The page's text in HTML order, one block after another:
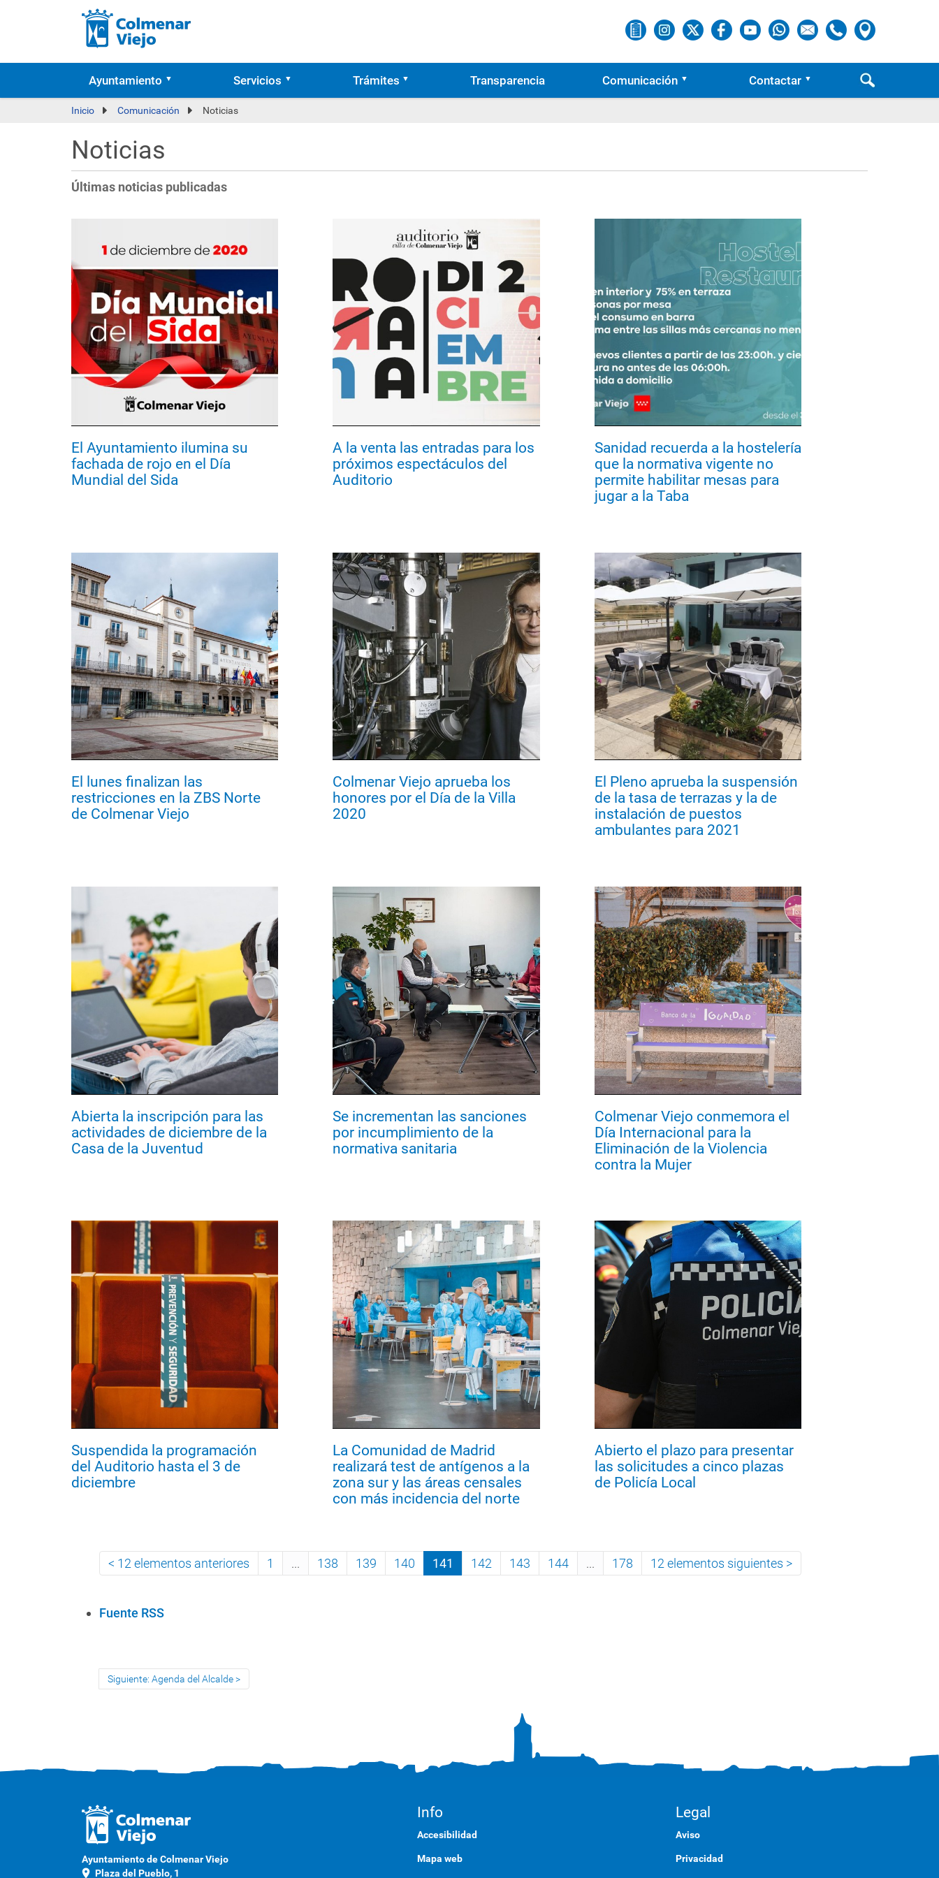
Ayuntamiento Servicios Trámites Transparencia Comunicación Contactar
Inicio Comunicación Noticias
Noticias
Últimas noticias publicadas
El Ayuntamiento ilumina su
fachada de rojo en el Día
Mundial del Sida
A la venta las entradas para los
próximos espectáculos del
Auditorio
Sanidad recuerda a la hostelería
que la normativa vigente no
permite habilitar mesas para
jugar a la Taba
El lunes finalizan las
restricciones en la ZBS Norte
de Colmenar Viejo
Colmenar Viejo aprueba los
honores por el Día de la Villa
2020
El Pleno aprueba la suspensión
de la tasa de terrazas y la de
instalación de puestos
ambulantes para 2021
Abierta la inscripción para las
actividades de diciembre de la
Casa de la Juventud
Se incrementan las sanciones
por incumplimiento de la
normativa sanitaria
Colmenar Viejo conmemora el
Día Internacional para la
Eliminación de la Violencia
contra la Mujer
Suspendida la programación
del Auditorio hasta el 3 de
diciembre
La Comunidad de Madrid
realizará test de antígenos a la
zona sur y las áreas censales
con más incidencia del norte
Abierto el plazo para presentar
las solicitudes a cinco plazas
de Policía Local
12 elementos anteriores 1 ... 138 139 140 141 142 143 144 ... 178 12 elementos siguientes
e
Fuente RSS
Siguiente: Agenda del Alcalde
Ayuntamiento de Colmenar Viejo
location_on Plaza del Pueblo, 1
Info
Accesibilidad
Mapa web
Legal
Aviso
Privacidad